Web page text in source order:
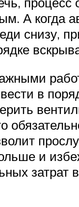
А когда
снизу,
в
и
затрат